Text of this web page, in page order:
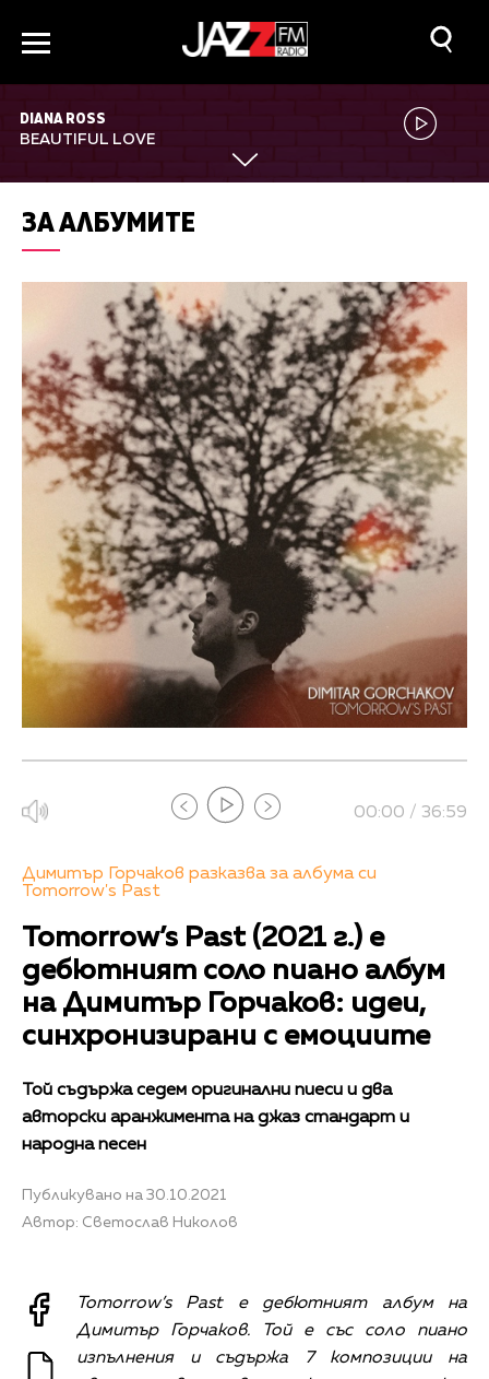
DIANA ROSS
BEAUTIFUL LOVE
ЗА АЛБУМИТЕ
00:00 / 36:59
Димитър Горчаков разказва за албума си
Tomorrow's Past
Tomorrow’s Past (2021 г.) е
дебютният соло пиано албум
на Димитър Горчаков: идеи,
синхронизирани с емоциите
Той съдържа седем оригинални пиеси и два
авторски аранжимента на джаз стандарт и
народна песен
Публикувано на 30.10.2021
Автор: Светослав Николов
Tomorrow’s Past е дебютният албум на
Димитър Горчаков. Той е със соло пиано
изпълнения и съдържа 7 композиции на